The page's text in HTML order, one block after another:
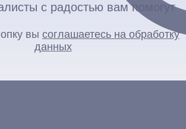
с радостью вам помогут
вы соглашаетесь на обработку
данных